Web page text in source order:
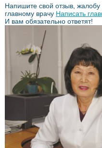
Напишите свой отзыв,
главному врачу Написать
И вам обязательно ответят!